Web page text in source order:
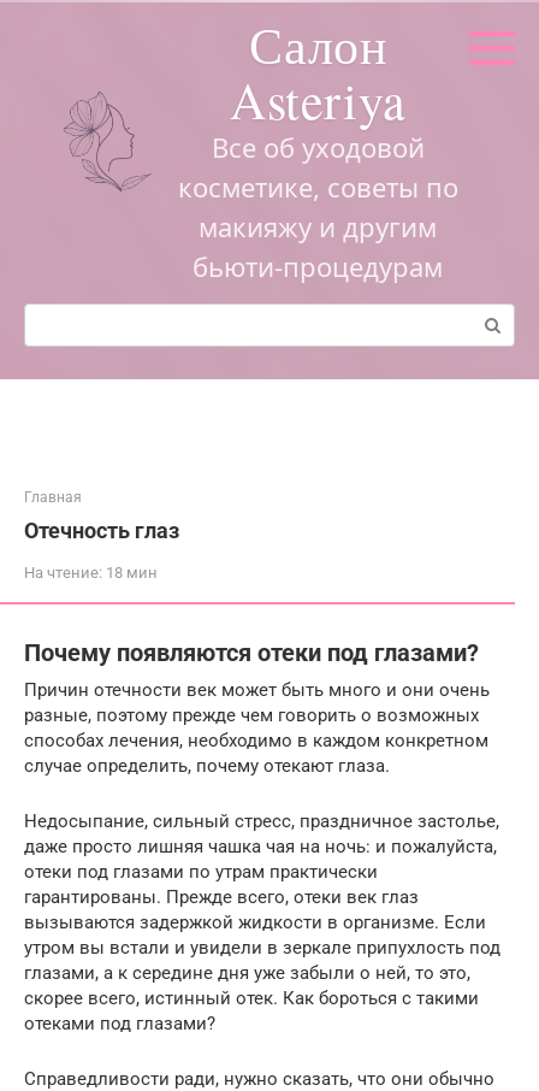
Салон
Asteriya
Все об уходовой
косметике, советы по
макияжу и другим
бьюти-процедурам
Поиск:
Главная
Отечность глаз
На чтение: 18 мин
Почему появляются отеки под глазами?
Причин отечности век может быть много и они очень
разные, поэтому прежде чем говорить о возможных
способах лечения, необходимо в каждом конкретном
случае определить, почему отекают глаза.
Недосыпание, сильный стресс, праздничное застолье,
даже просто лишняя чашка чая на ночь: и пожалуйста,
отеки под глазами по утрам практически
гарантированы. Прежде всего, отеки век глаз
вызываются задержкой жидкости в организме. Если
утром вы встали и увидели в зеркале припухлость под
глазами, а к середине дня уже забыли о ней, то это,
скорее всего, истинный отек. Как бороться с такими
отеками под глазами?
Справедливости ради, нужно сказать, что они обычно